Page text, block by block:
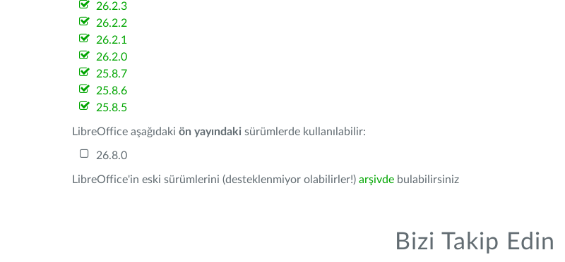
26.2.3
26.2.2
26.2.1
26.2.0
25.8.7
25.8.6
25.8.5
LibreOffice aşağıdaki ön yayındaki sürümlerde kullanılabilir:
26.8.0
LibreOffice'in eski sürümlerini (desteklenmiyor olabilirler!) arşivde bulabilirsiniz
Bizi Takip Edin